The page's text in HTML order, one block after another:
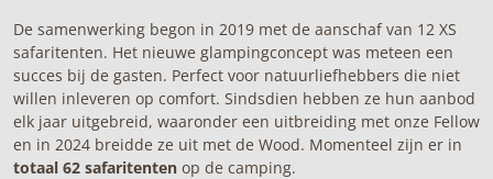
De samenwerking begon in 2019 met de aanschaf van 12 XS
safaritenten. Het nieuwe glampingconcept was meteen een
succes bij de gasten. Perfect voor natuurliefhebbers die niet
willen inleveren op comfort. Sindsdien hebben ze hun aanbod
elk jaar uitgebreid, waaronder een uitbreiding met onze Fellow
en in 2024 breidde ze uit met de Wood. Momenteel zijn er in
totaal 62 safaritenten op de camping.